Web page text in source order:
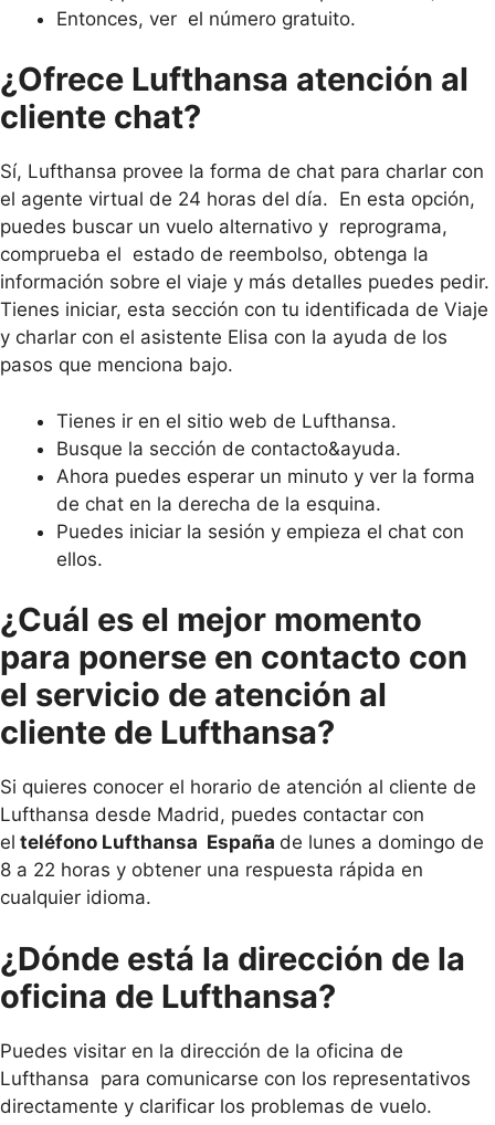
Entonces, ver el número gratuito.
¿Ofrece Lufthansa atención al
cliente chat?
Sí, Lufthansa provee la forma de chat para charlar con
el agente virtual de 24 horas del día. En esta opción,
puedes buscar un vuelo alternativo y reprograma,
comprueba el estado de reembolso, obtenga la
información sobre el viaje y más detalles puedes pedir.
Tienes iniciar, esta sección con tu identificada de Viaje
y charlar con el asistente Elisa con la ayuda de los
pasos que menciona bajo.
Tienes ir en el sitio web de Lufthansa.
Busque la sección de contacto&ayuda.
Ahora puedes esperar un minuto y ver la forma
de chat en la derecha de la esquina.
Puedes iniciar la sesión y empieza el chat con
ellos.
¿Cuál es el mejor momento
para ponerse en contacto con
el servicio de atención al
cliente de Lufthansa?
Si quieres conocer el horario de atención al cliente de
Lufthansa desde Madrid, puedes contactar con
el teléfono Lufthansa España de lunes a domingo de
8 a 22 horas y obtener una respuesta rápida en
cualquier idioma.
¿Dónde está la dirección de la
oficina de Lufthansa?
Puedes visitar en la dirección de la oficina de
Lufthansa para comunicarse con los representativos
directamente y clarificar los problemas de vuelo.